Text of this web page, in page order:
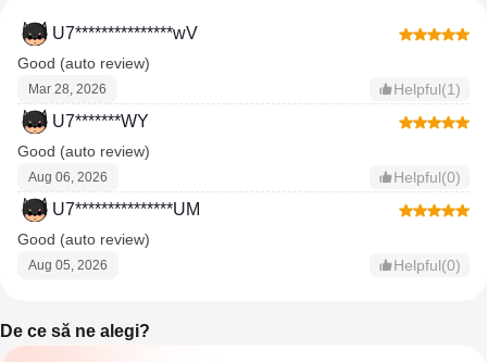
U7***************wV
Good (auto review)
Mar 28, 2026 Helpful(1)
U7*******WY
Good (auto review)
Aug 06, 2026 Helpful(0)
U7***************UM
Good (auto review)
Aug 05, 2026 Helpful(0)
De ce să ne alegi?